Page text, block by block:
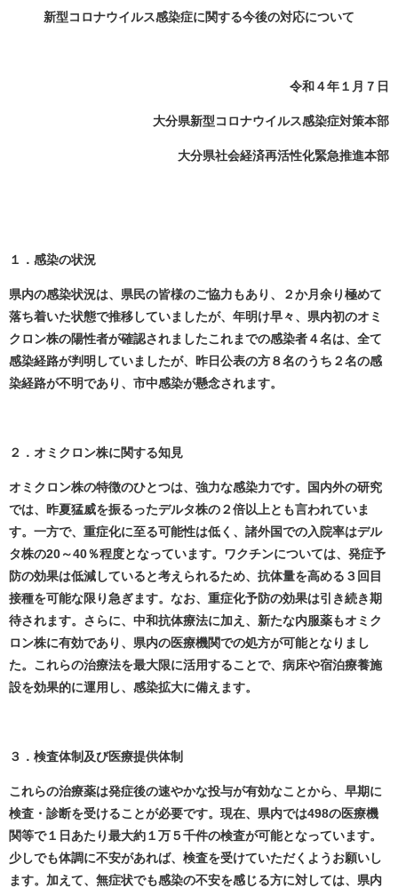
新型コロナウイルス感染症に関する今後の対応について
令和４年１月７日
大分県新型コロナウイルス感染症対策本部
大分県社会経済再活性化緊急推進本部
１．感染の状況
県内の感染状況は、県民の皆様のご協力もあり、２か月余り極めて
落ち着いた状態で推移していましたが、年明け早々、県内初のオミ
クロン株の陽性者が確認されましたこれまでの感染者４名は、全て
感染経路が判明していましたが、昨日公表の方８名のうち２名の感
染経路が不明であり、市中感染が懸念されます。
２．オミクロン株に関する知見
オミクロン株の特徴のひとつは、強力な感染力です。国内外の研究
では、昨夏猛威を振るったデルタ株の２倍以上とも言われていま
す。一方で、重症化に至る可能性は低く、諸外国での入院率はデル
タ株の20～40％程度となっています。
ワクチンについては、発症予
防の効果は低減していると考えられるため、抗体量を高める３回目
接種を可能な限り急ぎます。なお、重症化予防の効果は引き続き期
待されます。 さらに、中和抗体療法に加え、新たな内服薬もオミク
ロン株に有効であり、県内の医療機関での処方が可能となりまし
た。これらの治療法を最大限に活用することで、病床や宿泊療養施
設を効果的に運用し、感染拡大に備えます。
３．検査体制及び医療提供体制
これらの治療薬は発症後の速やかな投与が有効なことから、早期に
検査・診断を受けることが必要です。現在、県内では498の医療機
関等で１日あたり最大約１万５千件の検査が可能となっています。
少しでも体調に不安があれば、検査を受けていただくようお願いし
ます。加えて、無症状でも感染の不安を感じる方に対しては、県内